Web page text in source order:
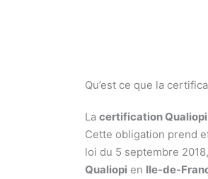
Qu’est ce que la
Lacertification Qualiopi
Cette obligation prend
loi du 5 septembre
Qualiopi en Ile-de-